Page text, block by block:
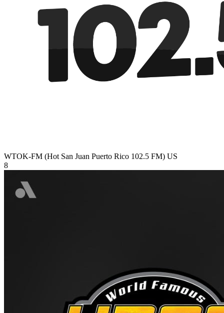
WTOK-FM (Hot San Juan Puerto Rico 102.5 FM) US
8